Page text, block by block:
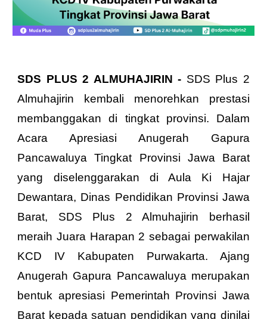
SDS PLUS 2 ALMUHAJIRIN - SDS Plus 2
Almuhajirin kembali menorehkan prestasi
membanggakan di tingkat provinsi. Dalam
Acara Apresiasi Anugerah Gapura
Pancawaluya Tingkat Provinsi Jawa Barat
yang diselenggarakan di Aula Ki Hajar
Dewantara, Dinas Pendidikan Provinsi Jawa
Barat, SDS Plus 2 Almuhajirin berhasil
meraih Juara Harapan 2 sebagai perwakilan
KCD IV Kabupaten Purwakarta. Ajang
Anugerah Gapura Pancawaluya merupakan
bentuk apresiasi Pemerintah Provinsi Jawa
Barat kepada satuan pendidikan yang dinilai